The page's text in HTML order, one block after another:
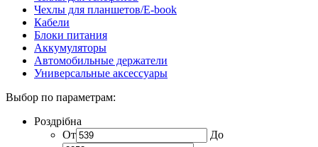
Чехлы для планшетов/E-book
Кабели
Блоки питания
Аккумуляторы
Автомобильные держатели
Универсальные аксессуары
Выбор по параметрам:
Роздрібна
От
До